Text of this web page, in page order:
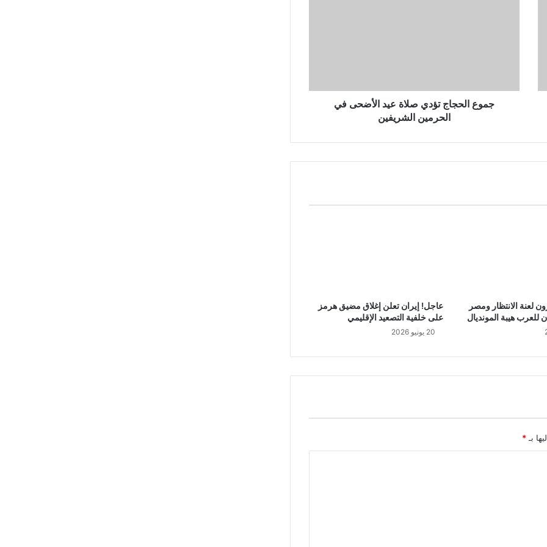
جموع الحجاج تؤدي صلاة عيد الأضحى في
الحرمين الشريفين
لعنة الانتظار ومصر
للعرب هيبة المونديال
عاجل! إيران تعلن إغلاق مضيق هرمز
على خلفية التصعيد الإقليمي
20 يونيو 2026
بـ *